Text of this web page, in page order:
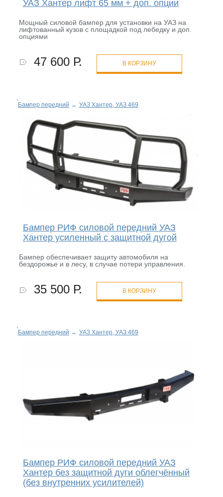
УАЗ Хантер лифт 65 мм + доп. опции
Мощный силовой бампер для установки на УАЗ на
лифтованный кузов с площадкой под лебедку и доп.
опциями
47 600 Р. В КОРЗИНУ
Бампер передний → УАЗ Хантер, УАЗ 469
Бампер РИФ силовой передний УАЗ
Хантер усиленный с защитной дугой
Бампер обеспечивает защиту автомобиля на
бездорожье и в лесу, в случае потери управления.
35 500 Р. В КОРЗИНУ
Бампер передний → УАЗ Хантер, УАЗ 469
Бампер РИФ силовой передний УАЗ
Хантер без защитной дуги облегчённый
(без внутренних усилителей)